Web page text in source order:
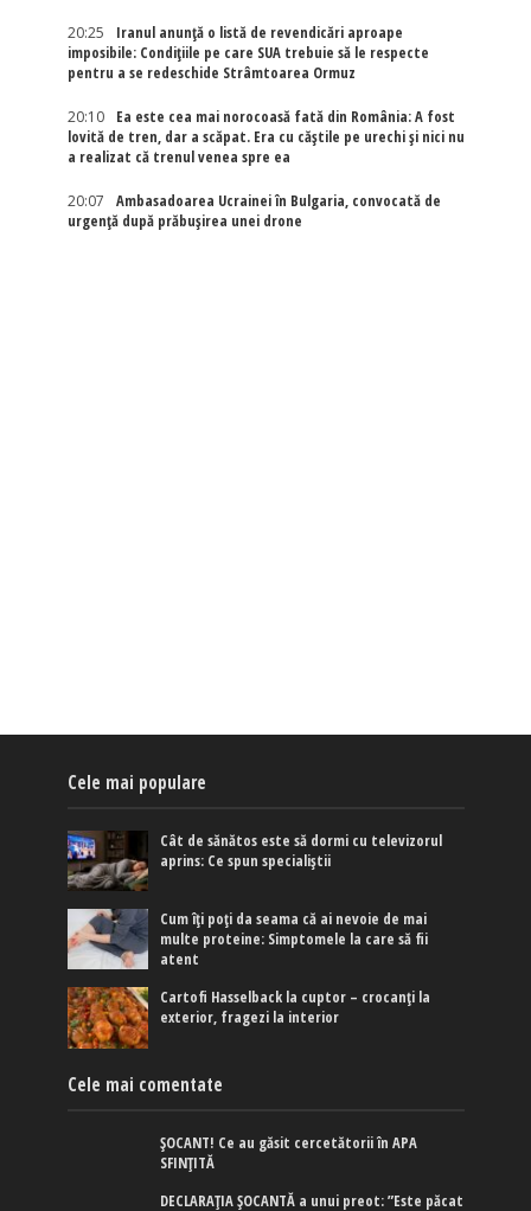
20:25
Iranul anunță o listă de revendicări aproape
imposibile: Condițiile pe care SUA trebuie să le respecte
pentru a se redeschide Strâmtoarea Ormuz
20:10
Ea este cea mai norocoasă fată din România: A fost
lovită de tren, dar a scăpat. Era cu căștile pe urechi și nici nu
a realizat că trenul venea spre ea
20:07
Ambasadoarea Ucrainei în Bulgaria, convocată de
urgență după prăbușirea unei drone
Cele mai populare
Cât de sănătos este să dormi cu televizorul
aprins: Ce spun specialiștii
Cum îți poți da seama că ai nevoie de mai
multe proteine: Simptomele la care să fii
atent
Cartofi Hasselback la cuptor – crocanți la
exterior, fragezi la interior
Cele mai comentate
ȘOCANT! Ce au găsit cercetătorii în APA
SFINȚITĂ
DECLARAȚIA ȘOCANTĂ a unui preot: ”Este păcat